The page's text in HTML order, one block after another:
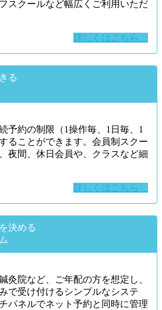
スクールなど幅広くご利用いただ
詳しくはこちら
る
予約の制限（1操作毎、1日毎、1
ることができます。会員制スクー
夜間、休日会員や、クラスなど細
詳しくはこちら
決める
灸院など、ご年配の方を想定し、
で受け付けるシンプルなシステ
パネルでネット予約と同時に管理